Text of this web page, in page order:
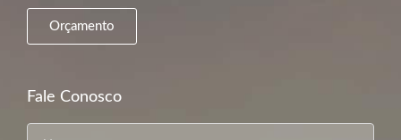
Orçamento
Fale Conosco